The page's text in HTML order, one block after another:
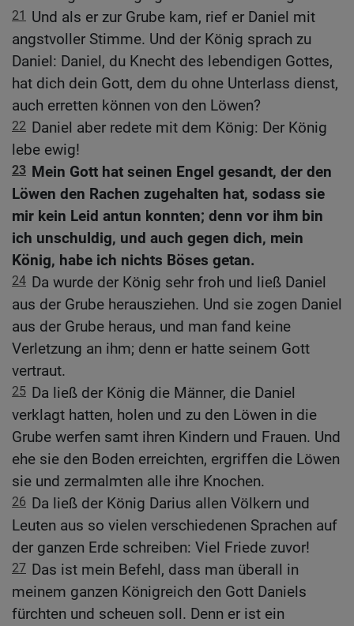
21
Und als er zur Grube kam, rief er Daniel mit
angstvoller Stimme. Und der König sprach zu
Daniel: Daniel, du Knecht des lebendigen Gottes,
hat dich dein Gott, dem du ohne Unterlass dienst,
auch erretten können von den Löwen?
22 Daniel aber redete mit dem König: Der König
lebe ewig!
23 Mein Gott hat seinen Engel gesandt, der den
Löwen den Rachen zugehalten hat, sodass sie
mir kein Leid antun konnten; denn vor ihm bin
ich unschuldig, und auch gegen dich, mein
König, habe ich nichts Böses getan.
24 Da wurde der König sehr froh und ließ Daniel
aus der Grube herausziehen. Und sie zogen Daniel
aus der Grube heraus, und man fand keine
Verletzung an ihm; denn er hatte seinem Gott
vertraut.
25 Da ließ der König die Männer, die Daniel
verklagt hatten, holen und zu den Löwen in die
Grube werfen samt ihren Kindern und Frauen. Und
ehe sie den Boden erreichten, ergriffen die Löwen
sie und zermalmten alle ihre Knochen.
26 Da ließ der König Darius allen Völkern und
Leuten aus so vielen verschiedenen Sprachen auf
der ganzen Erde schreiben: Viel Friede zuvor!
27 Das ist mein Befehl, dass man überall in
meinem ganzen Königreich den Gott Daniels
fürchten und scheuen soll. Denn er ist ein